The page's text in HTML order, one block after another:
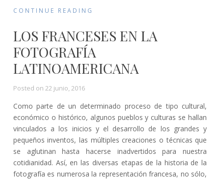
CONTINUE READING
LOS FRANCESES EN LA
FOTOGRAFÍA
LATINOAMERICANA
Posted on 22 junio, 2016
Como parte de un determinado proceso de tipo cultural,
económico o histórico, algunos pueblos y culturas se hallan
vinculados a los inicios y el desarrollo de los grandes y
pequeños inventos, las múltiples creaciones o técnicas que
se aglutinan hasta hacerse inadvertidos para nuestra
cotidianidad. Así, en las diversas etapas de la historia de la
fotografía es numerosa la representación francesa, no sólo,